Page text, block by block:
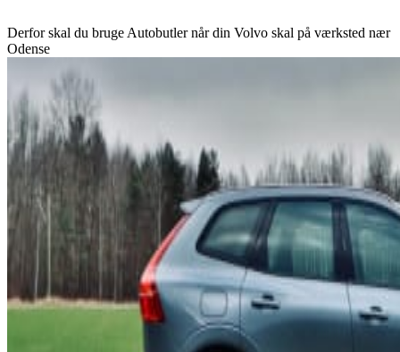
Derfor skal du bruge Autobutler når din Volvo skal på værksted nær
Odense